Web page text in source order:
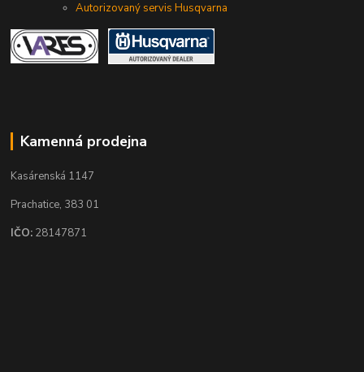
Autorizovaný servis Husqvarna
Kamenná prodejna
Kasárenská 1147
Prachatice, 383 01
IČO: 28147871